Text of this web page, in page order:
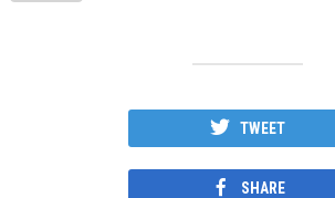
TWEET
SHARE